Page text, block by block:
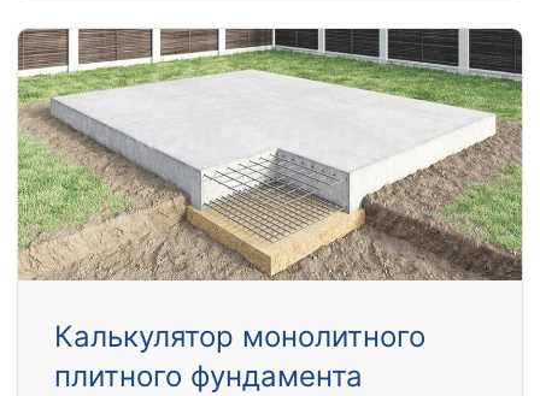
Калькулятор монолитного
плитного фундамента